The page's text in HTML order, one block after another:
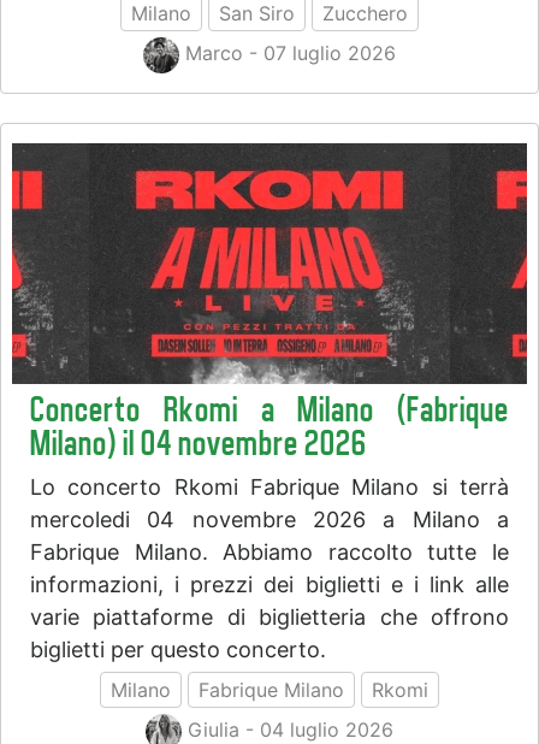
Milano San Siro
Zucchero
Marco - 07 luglio 2026
Concerto Rkomi a Milano (Fabrique
Milano) il 04 novembre 2026
Lo concerto Rkomi Fabrique Milano si terrà
mercoledi 04 novembre 2026 a Milano a
Fabrique Milano. Abbiamo raccolto tutte le
informazioni, i prezzi dei biglietti e i link alle
varie piattaforme di biglietteria che offrono
biglietti per questo concerto.
Milano Fabrique Milano
Rkomi
Giulia - 04 luglio 2026